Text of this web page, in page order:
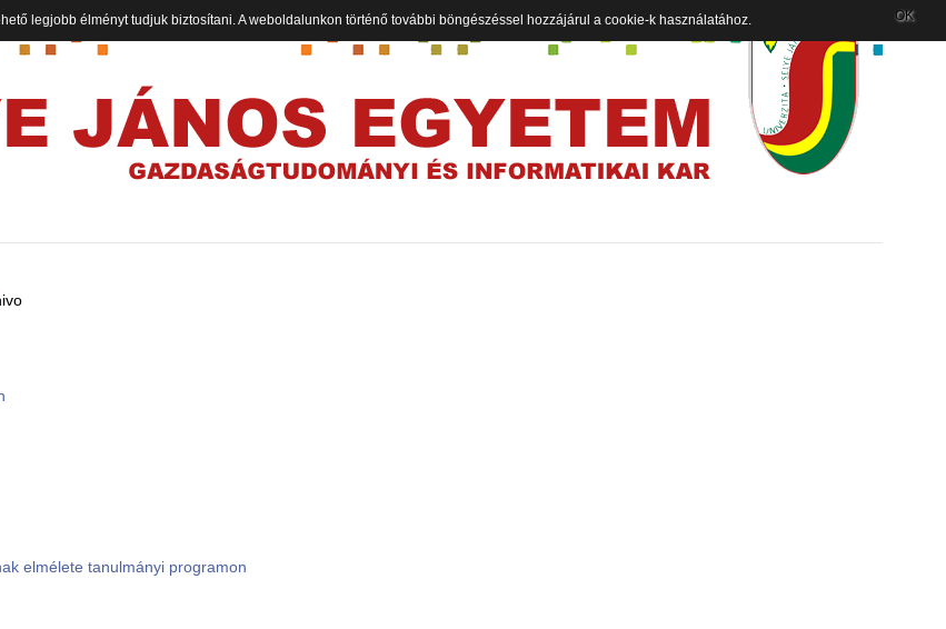
elmélete tanulmányi programon
legjobb élményt tudjuk biztosítani. A weboldalunkon történő további böngészéssel hozzájárul a cookie-k használatához. OK